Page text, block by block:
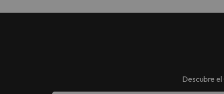
Descubre el